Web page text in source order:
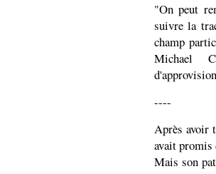
"On peut
suivre la
champ
Michael
----
Après avoir
avait promis
Mais son